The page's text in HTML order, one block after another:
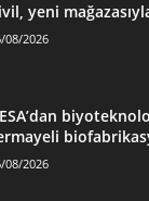
yeni
08/2026
08/2026